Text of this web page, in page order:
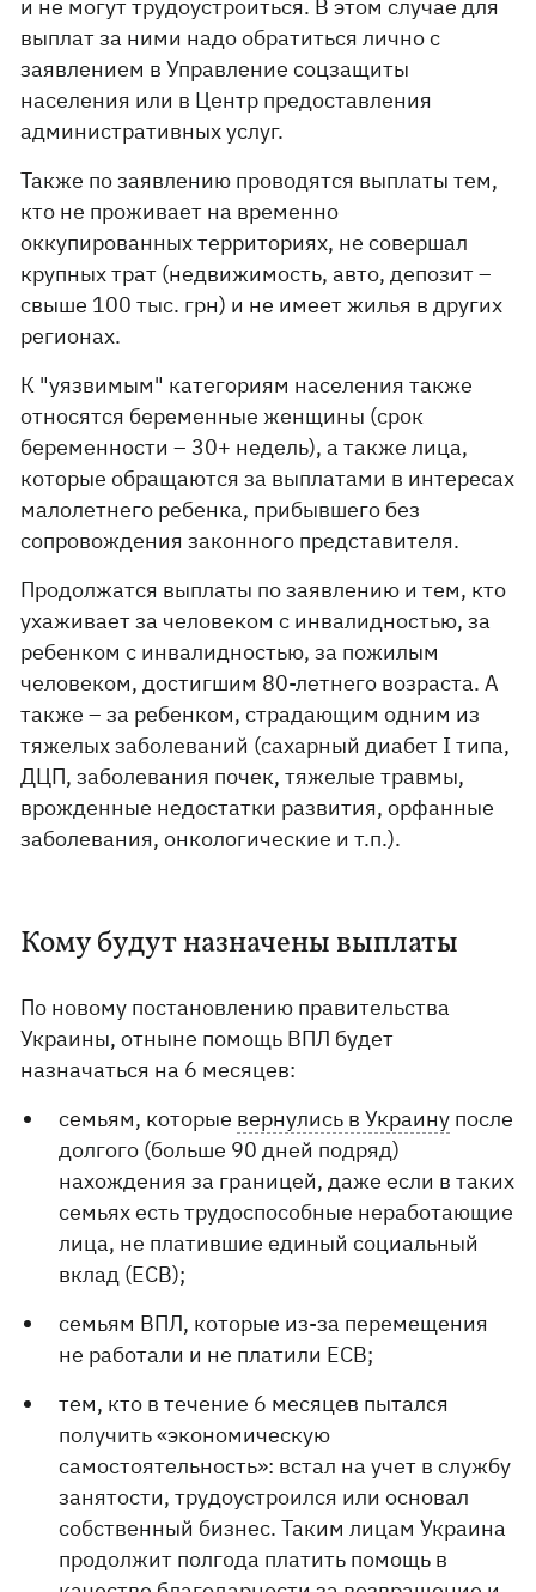
и не могут трудоустроиться. В этом случае для
выплат за ними надо обратиться лично с
заявлением в Управление соцзащиты
населения или в Центр предоставления
административных услуг.
Также по заявлению проводятся выплаты тем,
кто не проживает на временно
оккупированных территориях, не совершал
крупных трат (недвижимость, авто, депозит –
свыше 100 тыс. грн) и не имеет жилья в других
регионах.
К "уязвимым" категориям населения также
относятся беременные женщины (срок
беременности – 30+ недель), а также лица,
которые обращаются за выплатами в интересах
малолетнего ребенка, прибывшего без
сопровождения законного представителя.
Продолжатся выплаты по заявлению и тем, кто
ухаживает за человеком с инвалидностью, за
ребенком с инвалидностью, за пожилым
человеком, достигшим 80-летнего возраста. А
также – за ребенком, страдающим одним из
тяжелых заболеваний (сахарный диабет I типа,
ДЦП, заболевания почек, тяжелые травмы,
врожденные недостатки развития, орфанные
заболевания, онкологические и т.п.).
Кому будут назначены выплаты
По новому постановлению правительства
Украины, отныне помощь ВПЛ будет
назначаться на 6 месяцев:
семьям, которые вернулись в Украину после
долгого (больше 90 дней подряд)
нахождения за границей, даже если в таких
семьях есть трудоспособные неработающие
лица, не платившие единый социальный
вклад (ЕСВ);
семьям ВПЛ, которые из-за перемещения
не работали и не платили ЕСВ;
тем, кто в течение 6 месяцев пытался
получить «экономическую
самостоятельность»: встал на учет в службу
занятости, трудоустроился или основал
собственный бизнес. Таким лицам Украина
продолжит полгода платить помощь в